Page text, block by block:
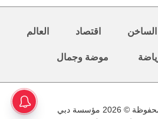
الساخن اقتصاد العالم
موضة وجمال
مؤسسة دبي